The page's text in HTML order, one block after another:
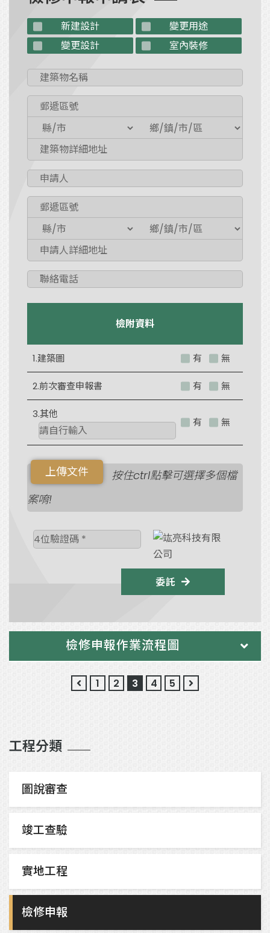
新建設計
變更用途
變更設計
室內裝修
檢附資料
1.建築圖 有 無
2.前次審查申報書 有 無
3.其他
有 無
按住ctrl點擊可選擇多個檔
案唷!
委託
檢修申報作業流程圖
1 2 3 4 5
工程分類
圖說審查
竣工查驗
實地工程
檢修申報